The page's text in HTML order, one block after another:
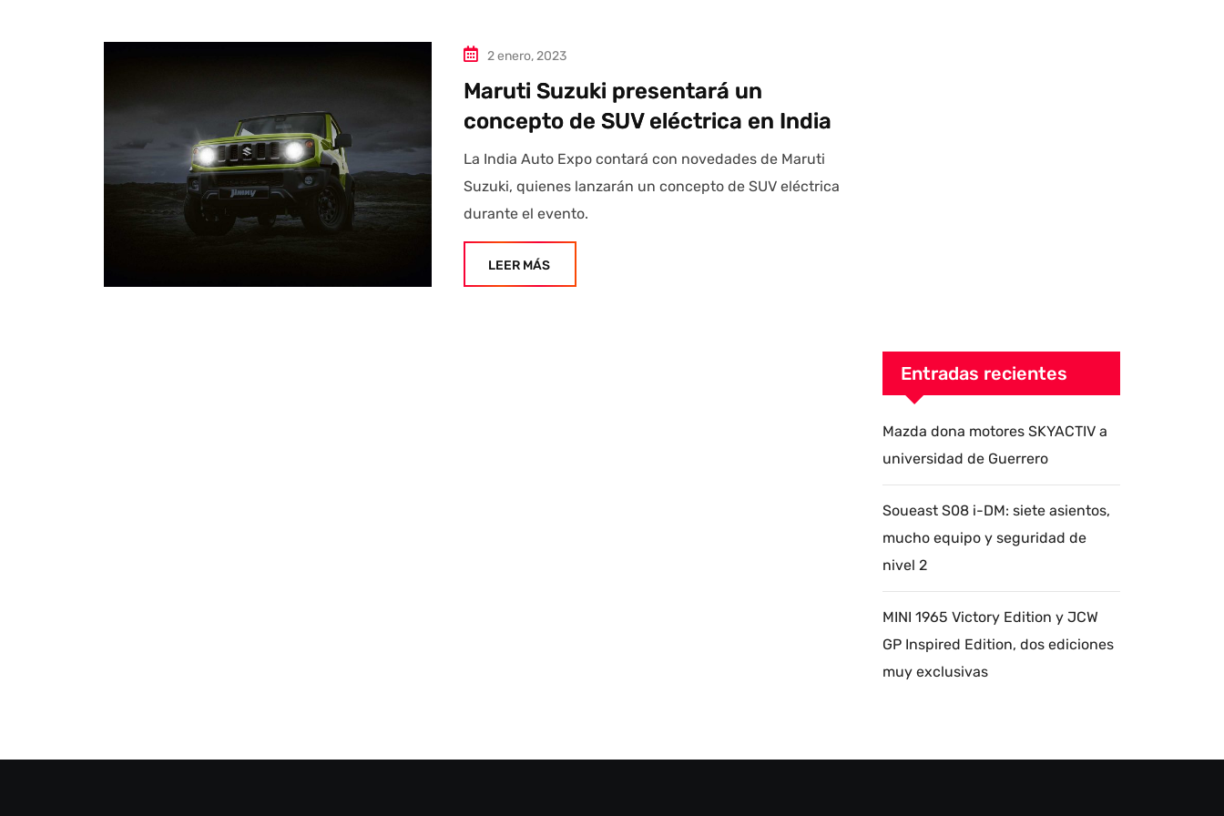
2 enero, 2023
Maruti Suzuki presentará un
concepto de SUV eléctrica en India
La India Auto Expo contará con novedades de Maruti
Suzuki, quienes lanzarán un concepto de SUV eléctrica
durante el evento.
LEER MÁS
Entradas recientes
Mazda dona motores SKYACTIV a
universidad de Guerrero
Soueast S08 i-DM: siete asientos,
mucho equipo y seguridad de
nivel 2
MINI 1965 Victory Edition y JCW
GP Inspired Edition, dos ediciones
muy exclusivas